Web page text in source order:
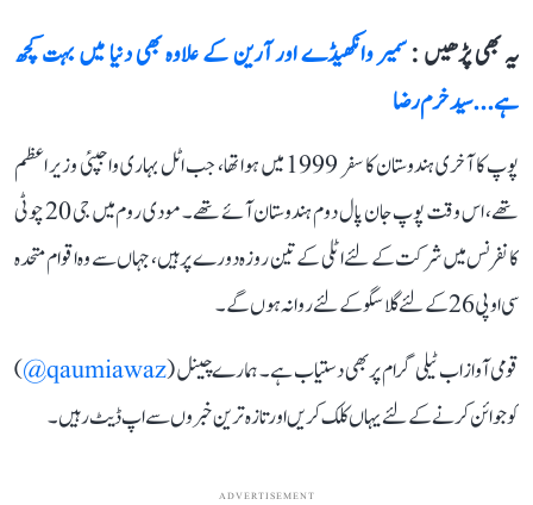
یہ بھی پڑھیں :سمیر وانکھیڈے اور آرین کے علاوہ بھی دنیا میں بہت کچھ
ہے...سید خرم رضا
پوپ کا آخری ہندوستان کا سفر 1999 میں ہوا تھا، جب اٹل بہاری واجپئی وزیر اعظم
تھے، اس وقت پوپ جان پال دوم ہندوستان آئے تھے۔ مودی روم میں جی 20 چوٹی
کانفرنس میں شرکت کے لئے اٹلی کے تین روزہ دورے پر ہیں، جہاں سے وہ اقوام متحدہ
سی او پی 26 کے لئے گلاسگو کے لئے روانہ ہوں گے۔
قومی آواز اب ٹیلی گرام پر بھی دستیاب ہے۔ ہمارے چینل (qaumiawaz@
)
کو جوائن کرنے کے لئے یہاں کلک کریں اور تازہ ترین خبروں سے اپ ڈیٹ رہیں۔
ADVERTISEMENT